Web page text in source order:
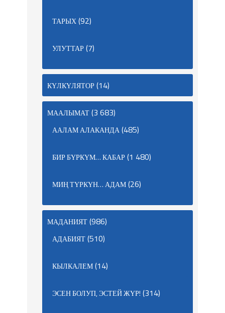
ТАРЫХ(92)
УЛУТТАР(7)
КҮЛКҮЛЯТОР(14)
МААЛЫМАТ(3 683)
ААЛАМ АЛАКАНДА(485)
БИР БҮРКҮМ… КАБАР(1 480)
МИҢ ТҮРКҮН… АДАМ(26)
МАДАНИЯТ(986)
АДАБИЯТ(510)
КЫЛКАЛЕМ(14)
ЭСЕН БОЛУП, ЭСТЕЙ ЖҮР! (314)